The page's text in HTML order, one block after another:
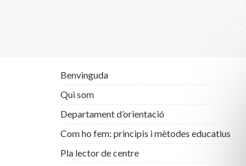
Benvinguda
Qui som
Departament d’orientació
Com ho fem: principis i mètodes educatius
Pla lector de centre